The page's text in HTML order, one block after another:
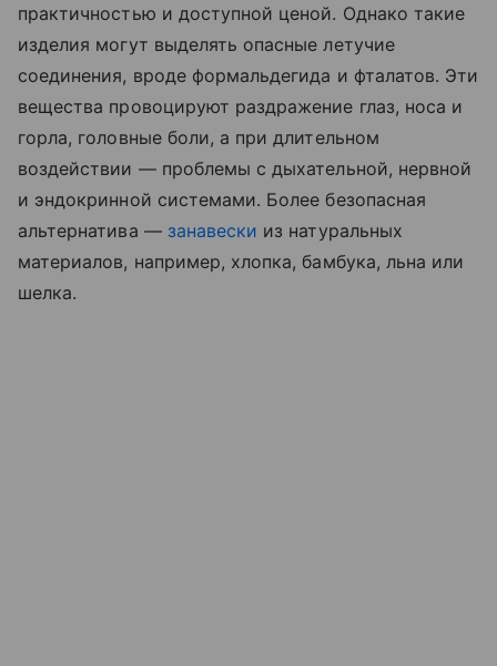
практичностью и доступной ценой. Однако такие
изделия могут выделять опасные летучие
соединения, вроде формальдегида и фталатов. Эти
вещества провоцируют раздражение глаз, носа и
горла, головные боли, а при длительном
воздействии — проблемы с дыхательной, нервной
и эндокринной системами. Более безопасная
альтернатива — занавески из натуральных
материалов, например, хлопка, бамбука, льна или
шелка.